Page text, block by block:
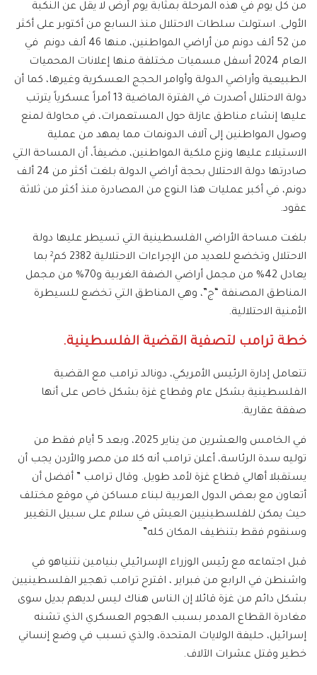
من كل يوم في هذه المرحلة بمثابة يوم أرض لا يقل عن النكبة
الأولى. استولت سلطات الاحتلال منذ السابع من أكتوبر على أكثر
من 52 ألف دونم من أراضي المواطنين، منها 46 ألف دونم في
العام 2024 أسفل مسميات مختلفة منها إعلانات المحميات
الطبيعية وأراضي الدولة وأوامر الحجج العسكرية وغيرها، كما أن
دولة الاحتلال أصدرت في الفترة الماضية 13 أمراً عسكرياً يترتب
عليها إنشاء مناطق عازلة حول المستعمرات، في محاولة لمنع
وصول المواطنين إلى آلاف الدونمات مما يمهد من عملية
الاستيلاء عليها ونزع ملكية المواطنين، مضيفاً، أن المساحة التي
صادرتها دولة الاحتلال بحجة أراضي الدولة بلغت أكثر من 24 ألف
دونم، في أكبر عمليات هذا النوع من المصادرة منذ أكثر من ثلاثة
عقود.
بلغت مساحة الأراضي الفلسطينية التي تسيطر عليها دولة
الاحتلال وتخضع للعديد من الإجراءات الاحتلالية 2382 كم
2 بما
يعادل 42% من مجمل أراضي الضفة الغربية و70% من مجمل
المناطق المصنفة “ج”، وهي المناطق التي تخضع للسيطرة
الأمنية الاحتلالية.
خطة ترامب لتصفية القضية الفلسطينية.
تتعامل إدارة الرئيس الأمريكي، دونالد ترامب مع القضية
الفلسطينية بشكل عام وقطاع غزة بشكل خاص على أنها
صفقة عقارية.
في الخامس والعشرين من يناير 2025، وبعد 5 أيام فقط من
توليه سدة الرئاسة، أعلن ترامب أنه كلا من مصر والأردن يجب أن
يستقبلا أهالي قطاع غزة لأمد طويل. وقال ترامب ” أفضل أن
أتعاون مع بعض الدول العربية لبناء مساكن في موقع مختلف
حيث يمكن للفلسطينيين العيش في سلام على سبيل التغيير
وسنقوم فقط بتنظيف المكان كله”
قبل اجتماعه مع رئيس الوزراء الإسرائيلي بنيامين نتنياهو في
واشنطن في الرابع من فبراير ، اقترح ترامب تهجير الفلسطينيين
بشكل دائم من غزة قائلا إن الناس هناك ليس لديهم بديل سوى
مغادرة القطاع المدمر بسبب الهجوم العسكري الذي تشنه
إسرائيل، حليفة الولايات المتحدة، والذي تسبب في وضع إنساني
خطير وقتل عشرات الآلاف.